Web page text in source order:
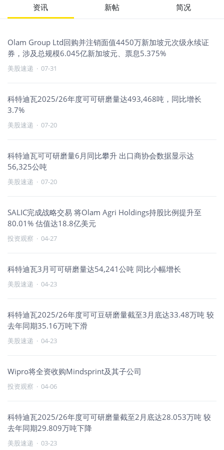
资讯 新帖 简况
Olam Group Ltd回购并注销面值4450万新加坡元次级永续证
券，涉及总规模6.045亿新加坡元、票息5.375%
美股速递 · 07-31
科特迪瓦2025/26年度可可研磨量达493,468吨，同比增长
3.7%
美股速递 · 07-20
科特迪瓦可可研磨量6月同比攀升 出口商协会数据显示达
56,325公吨
美股速递 · 07-20
SALIC完成战略交易 将Olam Agri Holdings持股比例提升至
80.01% 估值达18.8亿美元
投资观察 · 04-27
科特迪瓦3月可可研磨量达54,241公吨 同比小幅增长
美股速递 · 04-23
科特迪瓦2025/26年度可可豆研磨量截至3月底达33.48万吨 较
去年同期35.16万吨下滑
美股速递 · 04-23
Wipro将全资收购Mindsprint及其子公司
投资观察 · 04-06
科特迪瓦2025/26年度可可研磨量截至2月底达28.053万吨 较
去年同期29.809万吨下降
美股速递 · 03-23